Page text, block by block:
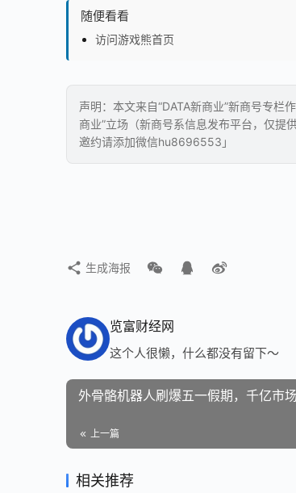
随便看看
访问游戏熊首页
声明：本文来自“DATA新商业”新商号专栏
商业”立场（新商号系信息发布平台，仅提
邀约请添加微信hu8696553」
生成海报
览富财经网
这个人很懒，什么都没有留下～
外骨骼机器人刷爆五一假期，千亿市
上一篇
相关推荐